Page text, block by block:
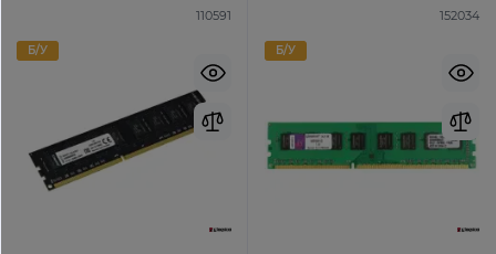
110591
Б/У
152034
Б/У